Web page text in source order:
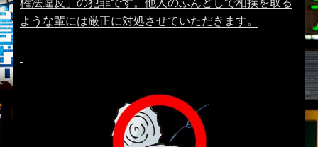
権法違反」の犯罪です。他人のふんどしで相撲を取る
ような輩には厳正に対処させていただきます。